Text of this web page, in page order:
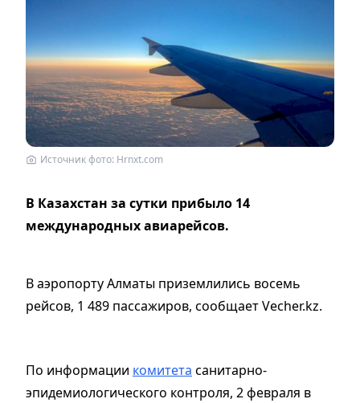
Источник фото: Hrnxt.com
В Казахстан за сутки прибыло 14
международных авиарейсов.
В аэропорту Алматы приземлились восемь
рейсов, 1 489 пассажиров, сообщает Vecher.kz.
По информации комитета санитарно-
эпидемиологического контроля, 2 февраля в